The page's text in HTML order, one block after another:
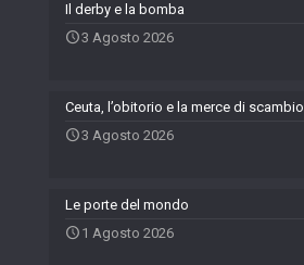
Il derby e la bomba
3 Agosto 2026
Ceuta, l’obitorio e la merce di scambio
3 Agosto 2026
Le porte del mondo
1 Agosto 2026